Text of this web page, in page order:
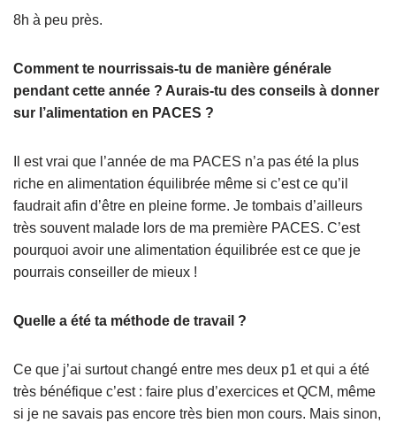
8h à peu près.
Comment te nourrissais-tu de manière générale
pendant cette année ? Aurais-tu des conseils à donner
sur l’alimentation en PACES ?
Il est vrai que l’année de ma PACES n’a pas été la plus
riche en alimentation équilibrée même si c’est ce qu’il
faudrait afin d’être en pleine forme. Je tombais d’ailleurs
très souvent malade lors de ma première PACES. C’est
pourquoi avoir une alimentation équilibrée est ce que je
pourrais conseiller de mieux !
Quelle a été ta méthode de travail ?
Ce que j’ai surtout changé entre mes deux p1 et qui a été
très bénéfique c’est : faire plus d’exercices et QCM, même
si je ne savais pas encore très bien mon cours. Mais sinon,